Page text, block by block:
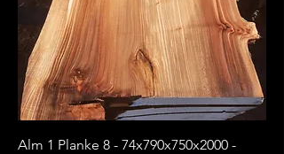
Alm 1 Planke 8 - 74x790x750x2000 -